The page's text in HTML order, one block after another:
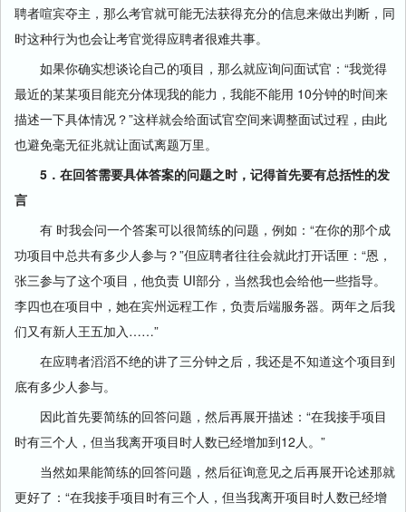
聘者喧宾夺主，那么考官就可能无法获得充分的信息来做出判断，同
时这种行为也会让考官觉得应聘者很难共事。
如果你确实想谈论自己的项目，那么就应询问面试官：“我觉得
最近的某某项目能充分体现我的能力，我能不能用 10分钟的时间来
描述一下具体情况？”这样就会给面试官空间来调整面试过程，由此
也避免毫无征兆就让面试离题万里。
5．在回答需要具体答案的问题之时，记得首先要有总括性的发
言
有 时我会问一个答案可以很简练的问题，例如：“在你的那个成
功项目中总共有多少人参与？”但应聘者往往会就此打开话匣：“恩，
张三参与了这个项目，他负责 UI部分，当然我也会给他一些指导。
李四也在项目中，她在宾州远程工作，负责后端服务器。两年之后我
们又有新人王五加入……”
在应聘者滔滔不绝的讲了三分钟之后，我还是不知道这个项目到
底有多少人参与。
因此首先要简练的回答问题，然后再展开描述：“在我接手项目
时有三个人，但当我离开项目时人数已经增加到12人。”
当然如果能简练的回答问题，然后征询意见之后再展开论述那就
更好了：“在我接手项目时有三个人，但当我离开项目时人数已经增